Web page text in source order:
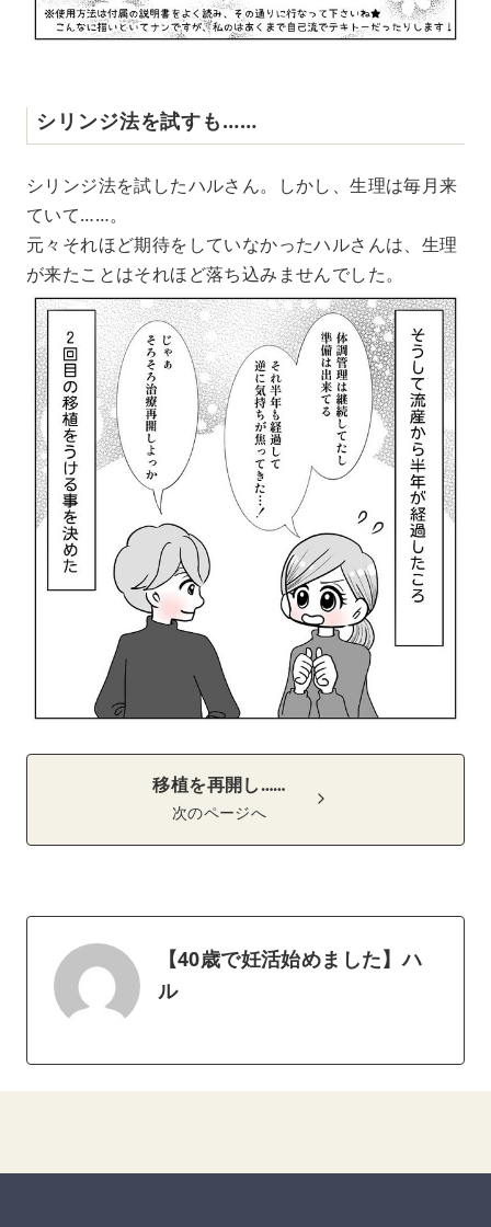
シリンジ法を試すも……
シリンジ法を試したハルさん。しかし、生理は毎月来
ていて……。
元々それほど期待をしていなかったハルさんは、生理
が来たことはそれほど落ち込みませんでした。
移植を再開し……
次のページへ
【40歳で妊活始めました】ハ
ル